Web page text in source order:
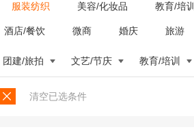
服装纺织 美容/化妆品 教育/培训
酒店/餐饮 微商 婚庆 旅游
团建/旅拍 文艺/节庆 教育/培训
清空已选条件